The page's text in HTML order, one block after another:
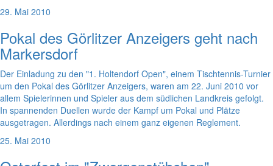
29. Mai 2010
Pokal des Görlitzer Anzeigers geht nach
Markersdorf
Der Einladung zu den "1. Holtendorf Open", einem Tischtennis-Turnier
um den Pokal des Görlitzer Anzeigers, waren am 22. Juni 2010 vor
allem Spielerinnen und Spieler aus dem südlichen Landkreis gefolgt.
In spannenden Duellen wurde der Kampf um Pokal und Plätze
ausgetragen. Allerdings nach einem ganz eigenen Reglement.
25. Mai 2010